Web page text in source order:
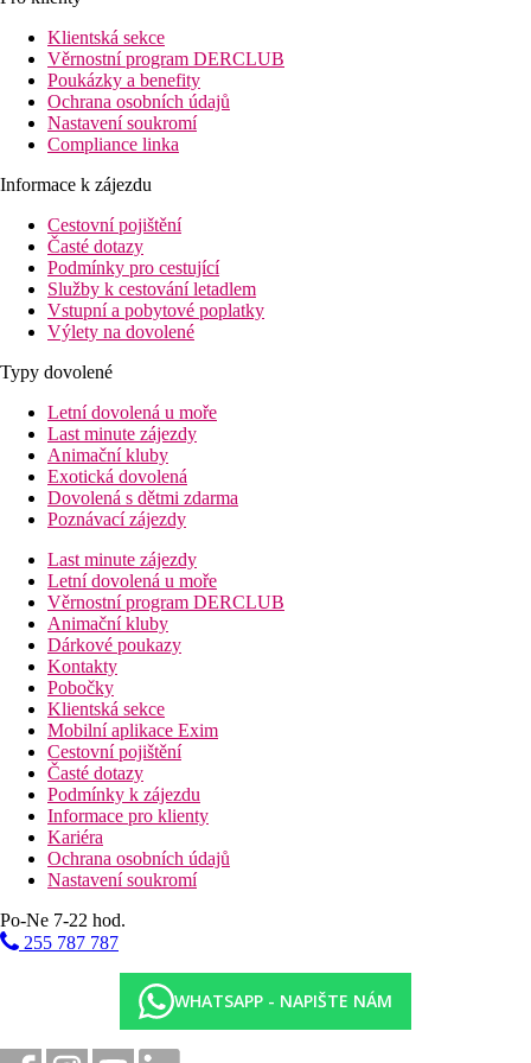
Klientská sekce
Věrnostní program DERCLUB
Poukázky a benefity
Ochrana osobních údajů
Nastavení soukromí
Compliance linka
Informace k zájezdu
Cestovní pojištění
Časté dotazy
Podmínky pro cestující
Služby k cestování letadlem
Vstupní a pobytové poplatky
Výlety na dovolené
Typy dovolené
Letní dovolená u moře
Last minute zájezdy
Animační kluby
Exotická dovolená
Dovolená s dětmi zdarma
Poznávací zájezdy
Last minute zájezdy
Letní dovolená u moře
Věrnostní program DERCLUB
Animační kluby
Dárkové poukazy
Kontakty
Pobočky
Klientská sekce
Mobilní aplikace Exim
Cestovní pojištění
Časté dotazy
Podmínky k zájezdu
Informace pro klienty
Kariéra
Ochrana osobních údajů
Nastavení soukromí
Po-Ne 7-22 hod.
255 787 787
WHATSAPP - NAPIŠTE NÁM